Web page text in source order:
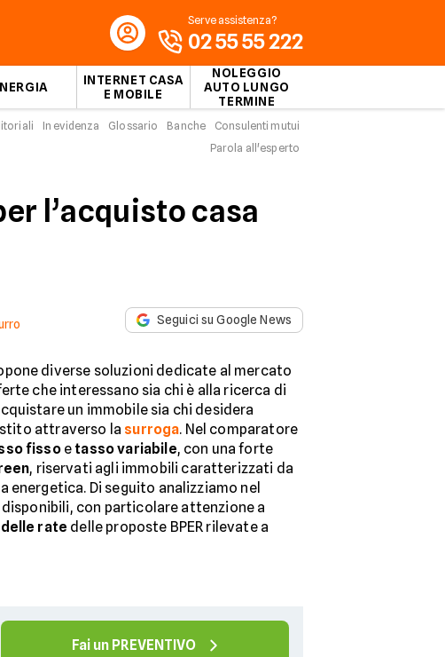
INTERNET CASA
E MOBILE
NOLEGGIO
AUTO LUNGO
TERMINE
Serve assistenza?
02 55 55 222
In evidenza Glossario Banche
Consulenti mutui
Parola all'esperto
l’acquisto casa
Seguici su Google News
diverse soluzioni dedicate al mercato
che interessano sia chi è alla ricerca di
un immobile sia chi desidera
attraverso la surroga. Nel comparatore
fissoe tasso variabile, con una forte
, riservati agli immobili caratterizzati da
energetica. Di seguito analizziamo nel
con particolare attenzione a
rate delle proposte BPER rilevate a
Fai un PREVENTIVO